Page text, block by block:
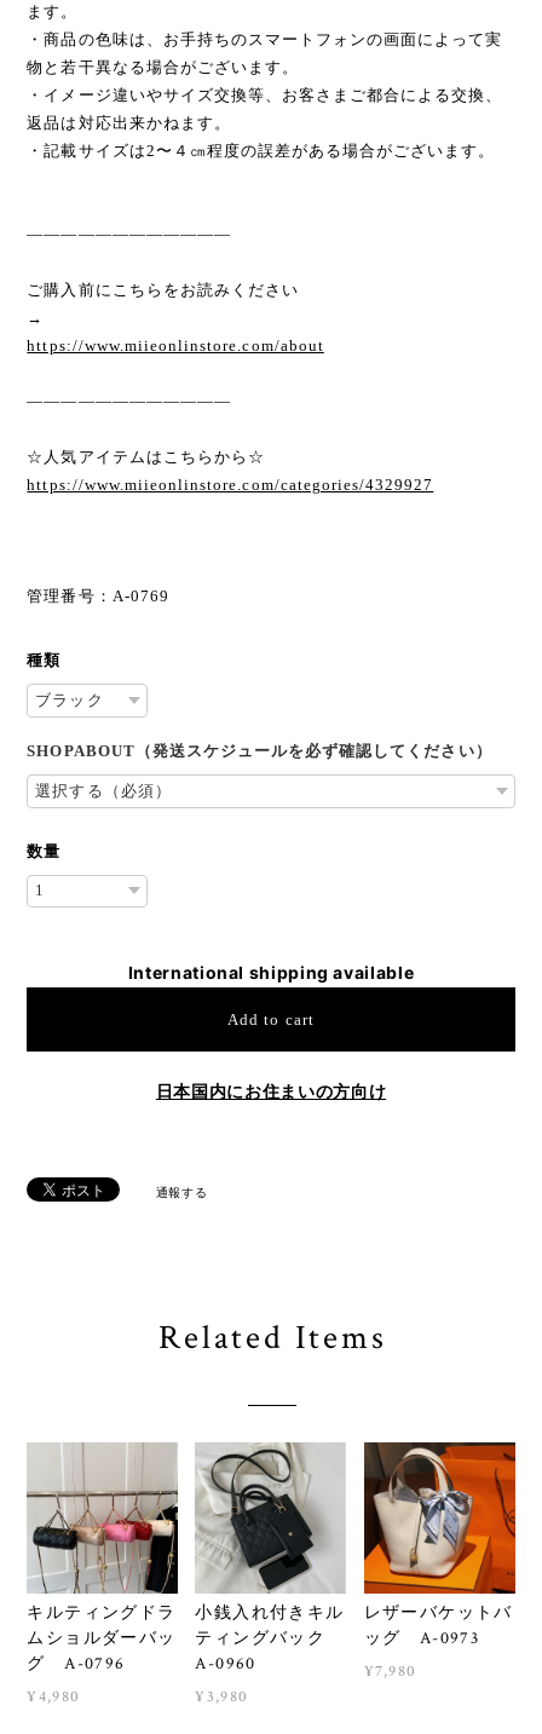
ます。
・商品の色味は、お手持ちのスマートフォンの画面によって実
物と若干異なる場合がございます。
・イメージ違いやサイズ交換等、お客さまご都合による交換、
返品は対応出来かねます。
・記載サイズは2〜４㎝程度の誤差がある場合がございます。
————————————
ご購入前にこちらをお読みください
→
https://www.miieonlinstore.com/about
————————————
☆人気アイテムはこちらから☆
https://www.miieonlinstore.com/categories/4329927
管理番号：A-0769
種類
SHOPABOUT（発送スケジュールを必ず確認してください）
数量
International shipping available
Add to cart
日本国内にお住まいの方向け
通報する
Related Items
キルティングドラ
ムショルダーバッ
グ A-0796
¥4,980
小銭入れ付きキル
ティングバック
A-0960
¥3,980
レザーバケットバ
ッグ A-0973
¥7,980